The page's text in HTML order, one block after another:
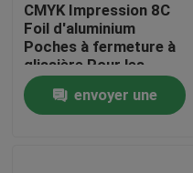
Maison
Produits
CMYK Impression 8C
Foil d'aluminium
Poches à fermeture à
glissière Pour les
aliments sac en papier
en feuille d'aluminium
envoyer une